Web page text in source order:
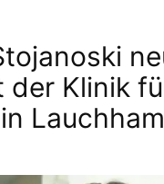
der Klinik